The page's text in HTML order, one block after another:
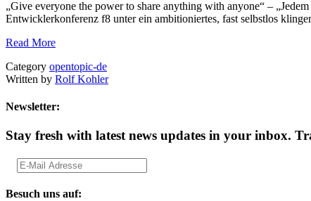
„Give everyone the power to share anything with anyone“ –
Entwicklerkonferenz f8 unter ein ambitioniertes, fast selbstlos
Read More
Category opentopic-de
Written by Rolf Kohler
Newsletter:
Stay fresh with latest news updates in your inbox.
Besuch uns auf: